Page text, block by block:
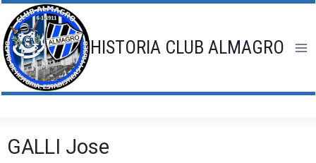
Saltar
al
contenido
HISTORIA CLUB ALMAGRO
GALLI Jose